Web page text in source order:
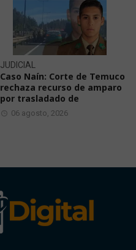
JUDICIAL
Caso Naín: Corte de Temuco
rechaza recurso de amparo
por trasladado de
06 agosto, 2026